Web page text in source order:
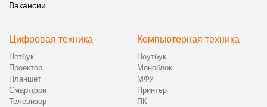
Вакансии
Цифровая техника
Нетбук
Проектор
Планшет
Смартфон
Телевизор
Компьютерная техника
Ноутбук
Моноблок
МФУ
Принтер
ПК